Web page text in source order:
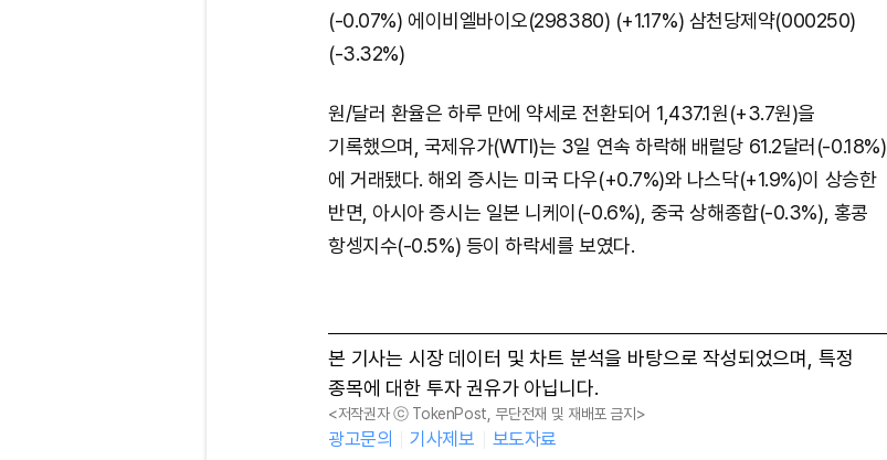
(-0.07%) 에이비엘바이오(298380) (+1.17%) 삼천당제약(000250)
(-3.32%)
원/달러 환율은 하루 만에 약세로 전환되어 1,437.1원(+3.7원)을
기록했으며, 국제유가(WTI)는 3일 연속 하락해 배럴당 61.2달러(-0.18%)
에 거래됐다. 해외 증시는 미국 다우(+0.7%)와 나스닥(+1.9%)이 상승한
반면, 아시아 증시는 일본 니케이(-0.6%), 중국 상해종합(-0.3%), 홍콩
항셍지수(-0.5%) 등이 하락세를 보였다.
본 기사는 시장 데이터 및 차트 분석을 바탕으로 작성되었으며, 특정
종목에 대한 투자 권유가 아닙니다.
<저작권자 ⓒ TokenPost, 무단전재 및 재배포 금지>
광고문의 기사제보 보도자료